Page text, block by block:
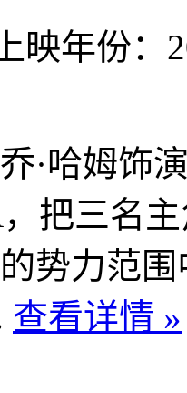
上映年份：
哈姆饰演
把三名
势力范
查看详情 »